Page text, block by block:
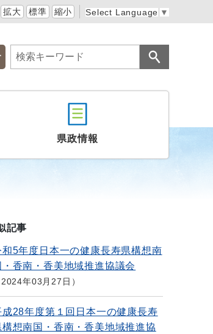
拡大 標準 縮小 Select Language ▼
県政情報
記事
和5年度日本一の健康長寿県構想南
・香南・香美地域推進協議会
2024年03月27日
成28年度第１回日本一の健康長寿
構想南国・香南・香美地域推進協